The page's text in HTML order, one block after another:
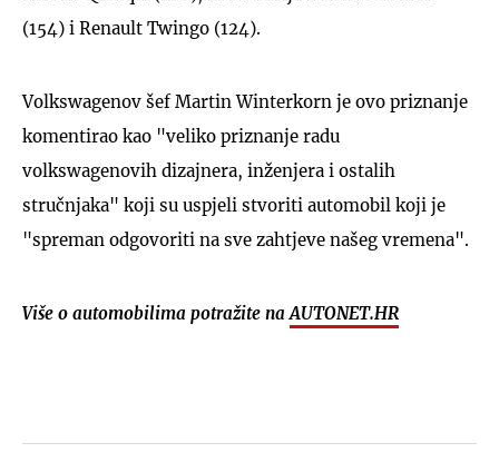
(154) i Renault Twingo (124).
Volkswagenov šef Martin Winterkorn je ovo priznanje
komentirao kao "veliko priznanje radu
volkswagenovih dizajnera, inženjera i ostalih
stručnjaka" koji su uspjeli stvoriti automobil koji je
"spreman odgovoriti na sve zahtjeve našeg vremena".
Više o automobilima potražite na AUTONET.HR